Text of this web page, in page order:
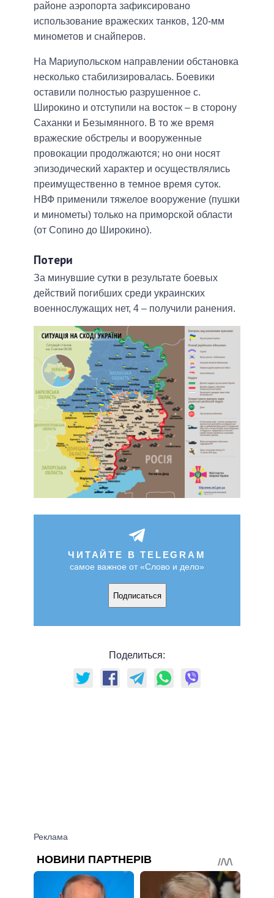
районе аэропорта зафиксировано
использование вражеских танков, 120-мм
минометов и снайперов.
На Мариупольском направлении обстановка
несколько стабилизировалась. Боевики
оставили полностью разрушенное с.
Широкино и отступили на восток – в сторону
Саханки и Безымянного. В то же время
вражеские обстрелы и вооруженные
провокации продолжаются; но они носят
эпизодический характер и осуществлялись
преимущественно в темное время суток.
НВФ применили тяжелое вооружение (пушки
и минометы) только на приморской области
(от Сопино до Широкино).
Потери
За минувшие сутки в результате боевых
действий погибших среди украинских
военнослужащих нет, 4 – получили ранения.
ЧИТАЙТЕ В TELEGRAM
самое важное от «Слово и дело»
Подписаться
Поделиться: